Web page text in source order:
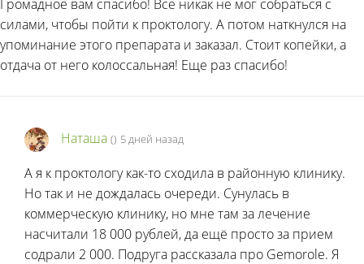
Громадное вам спасибо! Все никак не мог собраться с
силами, чтобы пойти к проктологу. А потом наткнулся на
упоминание этого препарата и заказал. Стоит копейки, а
отдача от него колоссальная! Еще раз спасибо!
Наташа () 5 дней назад
А я к проктологу как-то сходила в районную клинику.
Но так и не дождалась очереди. Сунулась в
коммерческую клинику, но мне там за лечение
насчитали 18 000 рублей, да ещё просто за прием
содрали 2 000. Подруга рассказала про Gemorole. Я